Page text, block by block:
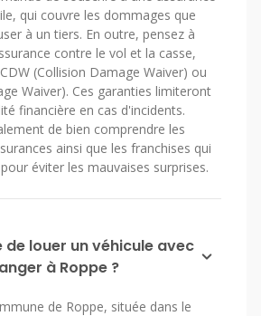
qui couvre les dommages que
à un tiers. En outre, pensez à
contre le vol et la casse,
(Collision Damage Waiver) ou
Waiver). Ces garanties limiteront
financière en cas d'incidents.
de bien comprendre les
ainsi que les franchises qui
éviter les mauvaises surprises.
de louer un véhicule avec
à Roppe ?
de Roppe, située dans le